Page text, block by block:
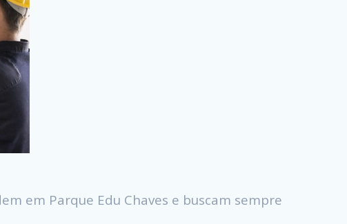
em Parque Edu Chaves e buscam sempre